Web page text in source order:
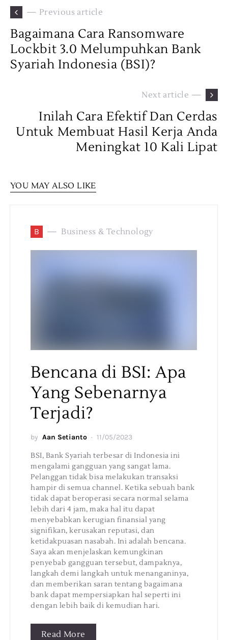
— Previous article
Bagaimana Cara Ransomware
Lockbit 3.0 Melumpuhkan Bank
Syariah Indonesia (BSI)?
Next article —
Inilah Cara Efektif Dan Cerdas
Untuk Membuat Hasil Kerja Anda
Meningkat 10 Kali Lipat
YOU MAY ALSO LIKE
B Business & Technology
Bencana di BSI: Apa
Yang Sebenarnya
Terjadi?
by Aan Setianto 11/05/2023
BSI, Bank Syariah terbesar di Indonesia ini
mengalami gangguan yang sangat lama.
Pelanggan tidak bisa melakukan transaksi
hampir di semua channel. Ketika sebuah bank
tidak dapat beroperasi secara normal selama
lebih dari 4 jam, maka hal itu dapat
menyebabkan kerugian finansial yang
signifikan, kerusakan reputasi, dan
ketidakpuasan nasabah. Ini adalah bencana.
Saya akan menjelaskan kemungkinan
penyebab gangguan tersebut, dampaknya,
langkah demi langkah untuk menanganinya,
dan memberikan saran tentang bagaimana
bank dapat mempersiapkan hal seperti ini
dengan lebih baik di kemudian hari.
Read More